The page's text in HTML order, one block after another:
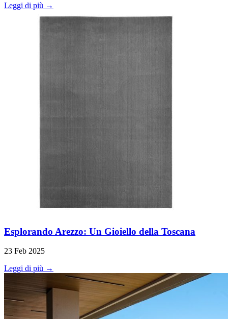
Leggi di più →
Esplorando Arezzo: Un Gioiello della Toscana
23 Feb 2025
Leggi di più →